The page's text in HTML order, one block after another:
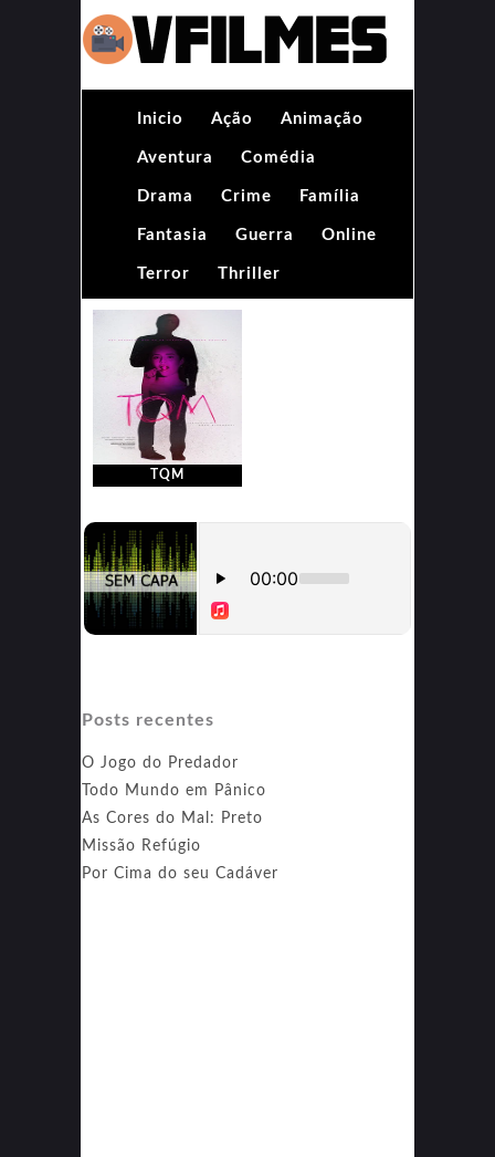
Inicio Ação Animação
Aventura Comédia
Drama Crime Família
Fantasia Guerra Online
Terror Thriller
TQM
Posts recentes
O Jogo do Predador
Todo Mundo em Pânico
As Cores do Mal: Preto
Missão Refúgio
Por Cima do seu Cadáver